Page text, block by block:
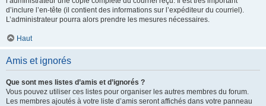
d’inclure l’en-tête (il contient des informations sur l’expéditeur du courriel).
L’administrateur pourra alors prendre les mesures nécessaires.
Haut
Amis et ignorés
Que sont mes listes d’amis et d’ignorés ?
Vous pouvez utiliser ces listes pour organiser les autres membres du forum.
Les membres ajoutés à votre liste d’amis seront affichés dans votre panneau